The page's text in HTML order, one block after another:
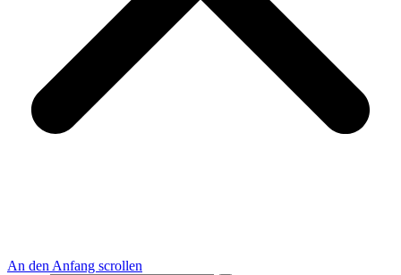
An den Anfang scrollen